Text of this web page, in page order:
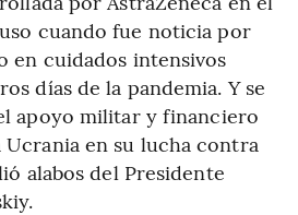
cuando fue noticia por
en cuidados intensivos
días de la pandemia. Y se
apoyo militar y financiero
Ucrania en su lucha contra
alabos del Presidente